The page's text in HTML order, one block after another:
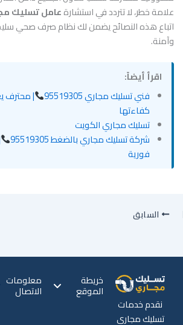
علامة خطر، لا تتردد في استشارةعامل تسليك
اتباع هذه النصائح يضمن لك نظام صرف صحي سليم
وآمنة.
اقرأ أيضاً:
فني تسليك مجاري 95519305
| محترف
كفاءتها
تسليك مجاري الكويت
شركة تسليك مجاري بالضغط 95519305
فورية
السابق
نقدم خدمات
تسليك مجاري
خريطة
الموقع
معلومات
الاتصال